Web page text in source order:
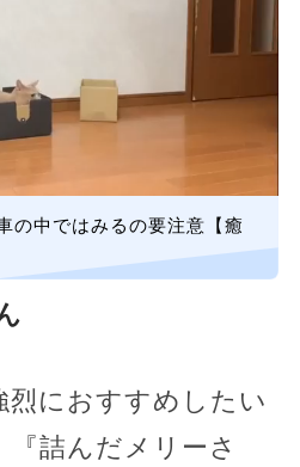
の中ではみるの要注意【癒
烈におすすめしたい
詰んだメリーさ